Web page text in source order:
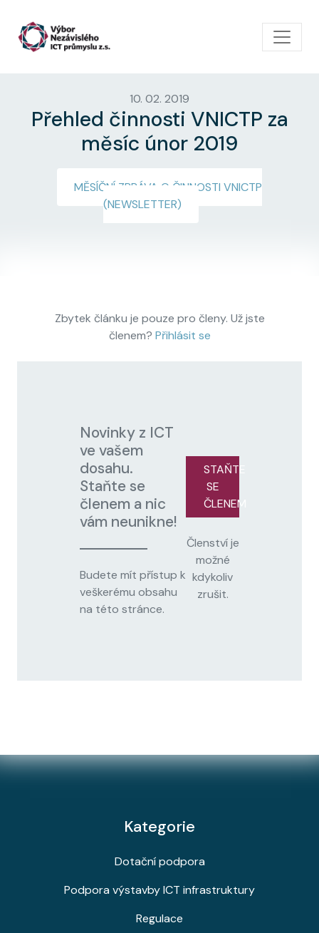
10. 02. 2019
Přehled činnosti VNICTP za
měsíc únor 2019
MĚSÍČNÍ ZPRÁVA O ČINNOSTI VNICTP
(NEWSLETTER)
Zbytek článku je pouze pro členy. Už jste
členem? Přihlásit se
Novinky z ICT
ve vašem
dosahu.
Staňte se
členem a nic
vám neunikne!
Budete mít přístup k
veškerému obsahu
na této stránce.
STAŇTE
SE
ČLENEM
Členství je
možné
kdykoliv
zrušit.
Kategorie
Dotační podpora
Podpora výstavby ICT infrastruktury
Regulace